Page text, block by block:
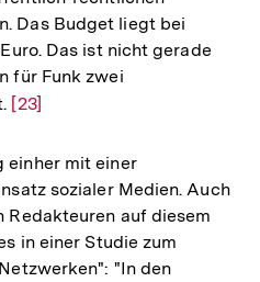
Das Budget liegt bei
Das ist nicht gerade
für Funk zwei
Zur
der
Fußnote
[23]
einher mit einer
sozialer Medien. Auch
Redakteuren auf diesem
in einer Studie zum
"In den